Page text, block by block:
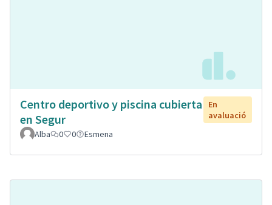
Centro deportivo y piscina cubierta
en Segur
En
avaluació
Alba
0 0 Esmena